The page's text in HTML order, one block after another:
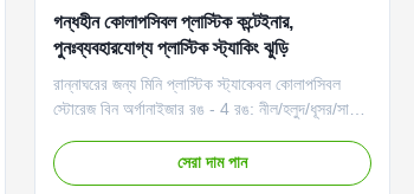
গন্ধহীন কোলাপসিবল প্লাস্টিক কন্টেইনার,
পুনঃব্যবহারযোগ্য প্লাস্টিক স্ট্যাকিং ঝুড়ি
রান্নাঘরের জন্য মিনি প্লাস্টিক স্ট্যাকেবল কোলাপসিবল
স্টোরেজ বিন অর্গানাইজার রঙ - 4 রঙ: নীল/হলুদ/ধূসর/সাদা
করতে এবং তারপরে আলমারিতে বা শেলফে তালিকাভুক্ত
করতে, আপনি যখন আইটেমগুলি খুঁজছেন তখন আপনি দ্রুত
সেরা দাম পান